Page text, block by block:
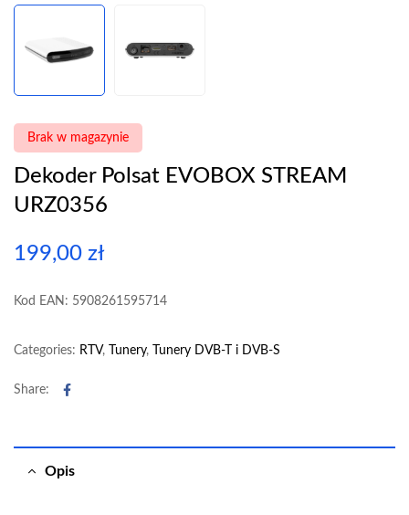
Brak w magazynie
Dekoder Polsat EVOBOX STREAM
URZ0356
199,00 zł
Kod EAN: 5908261595714
Categories: RTV, Tunery, Tunery DVB-T i DVB-S
Share: Facebook
Opis